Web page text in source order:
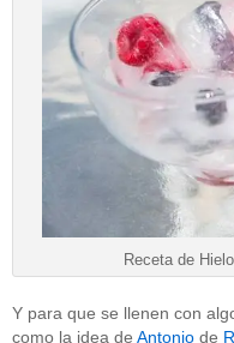
Receta de
Y para que se llenen con
como la idea de Antonio de